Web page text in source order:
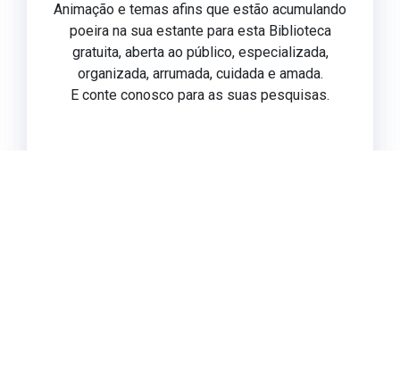
Animação e temas afins que estão acumulando
poeira na sua estante para esta Biblioteca
gratuita, aberta ao público, especializada,
organizada, arrumada, cuidada e amada.
E conte conosco para as suas pesquisas.